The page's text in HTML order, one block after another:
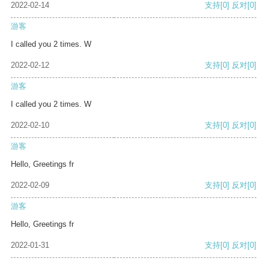
2022-02-14 支持[0] 反对[0]
游客
I called you 2 times. W
2022-02-12 支持[0] 反对[0]
游客
I called you 2 times. W
2022-02-10 支持[0] 反对[0]
游客
Hello, Greetings fr
2022-02-09 支持[0] 反对[0]
游客
Hello, Greetings fr
2022-01-31 支持[0] 反对[0]